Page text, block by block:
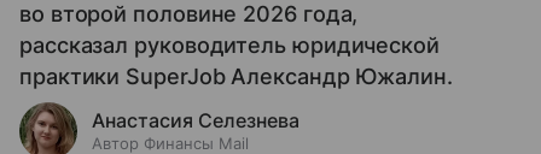
во второй половине 2026 года,
рассказал руководитель юридической
практики SuperJob Александр Южалин.
Анастасия Селезнева
Автор Финансы Mail